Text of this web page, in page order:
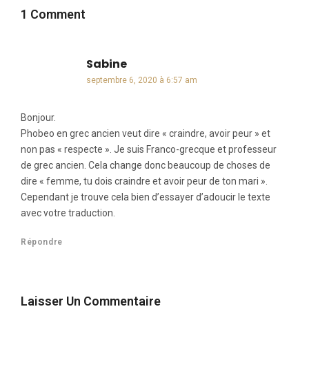
1 Comment
Sabinedit :
septembre 6, 2020 à 6:57 am
Bonjour.
Phobeo en grec ancien veut dire « craindre, avoir peur » et
non pas « respecte ». Je suis Franco-grecque et professeur
de grec ancien. Cela change donc beaucoup de choses de
dire « femme, tu dois craindre et avoir peur de ton mari ».
Cependant je trouve cela bien d’essayer d’adoucir le texte
avec votre traduction.
Répondre
Laisser Un Commentaire